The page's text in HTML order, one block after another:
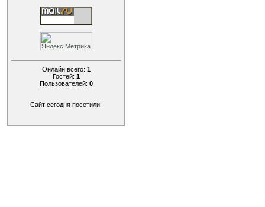
Онлайн всего: 1
Гостей: 1
Пользователей: 0
Сайт сегодня посетили: